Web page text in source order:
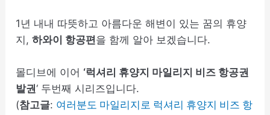
1년 내내 따뜻하고 아름다운 해변이 있는 꿈의 휴양
지,하와이 항공편을 함께 알아 보겠습니다.
몰디브에 이어 ‘럭셔리 휴양지 마일리지 비즈 항공권
발권‘ 두번째 시리즈입니다.
(참고글: 여러분도 마일리지로 럭셔리 휴양지 비즈 항